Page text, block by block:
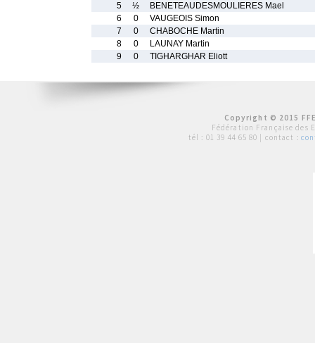
5
½
BENETEAUDESMOULIERES Mael
6
0
VAUGEOIS Simon
7
0
CHABOCHE Martin
8
0
LAUNAY Martin
9
0 TIGHARGHAR Eliott
Copyright © 2015
Fédération Française des
tél : 01 39 44 65 80 | contact :